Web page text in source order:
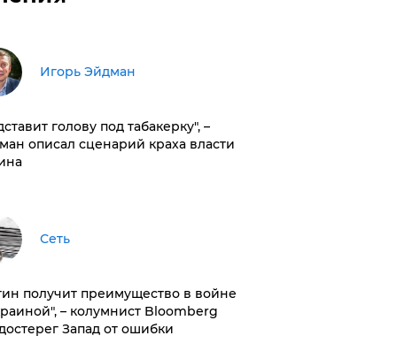
Игорь Эйдман
голову под табакерку", –
описал сценарий краха власти
Сеть
получит преимущество в войне
– колумнист Bloomberg
Запад от ошибки